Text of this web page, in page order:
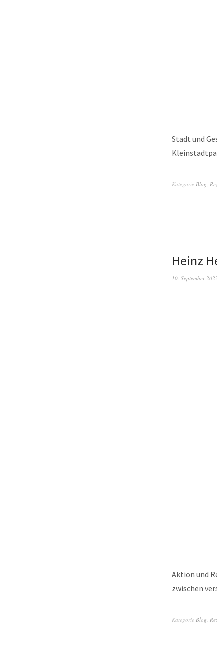
Stadt und
Kategorie Blog
Heinz
10. September
Aktion und
zwischen
Kategorie Blog